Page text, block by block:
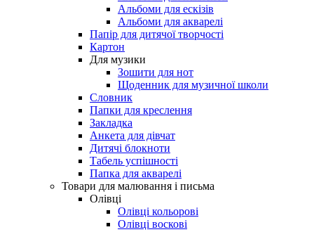
Альбоми для ескізів
Альбоми для акварелі
Папір для дитячої творчості
Картон
Для музики
Зошити для нот
Щоденник для музичної школи
Словник
Папки для креслення
Закладка
Анкета для дівчат
Дитячі блокноти
Табель успішності
Папка для акварелі
Товари для малювання і письма
Олівці
Олівці кольорові
Олівці воскові